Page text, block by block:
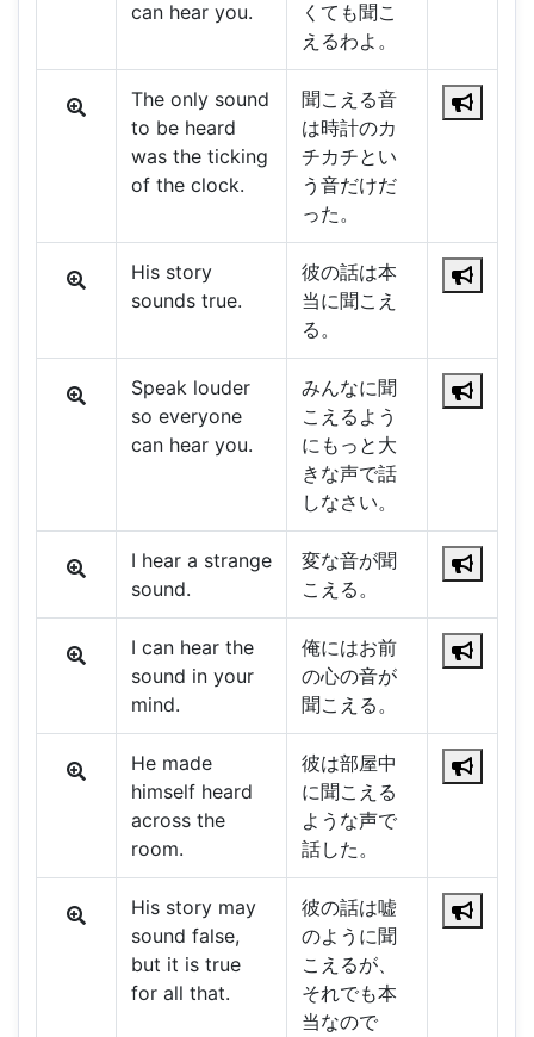
can hear you.
くても聞こ
えるわよ。
The only sound
to be heard
was the ticking
of the clock.
聞こえる音
は時計のカ
チカチとい
う音だけだ
った。
His story
sounds true.
彼の話は本
当に聞こえ
る。
Speak louder
so everyone
can hear you.
みんなに聞
こえるよう
にもっと大
きな声で話
しなさい。
I hear a strange
sound.
変な音が聞
こえる。
I can hear the
sound in your
mind.
俺にはお前
の心の音が
聞こえる。
He made
himself heard
across the
room.
彼は部屋中
に聞こえる
ような声で
話した。
His story may
sound false,
but it is true
for all that.
彼の話は嘘
のように聞
こえるが、
それでも本
当なので